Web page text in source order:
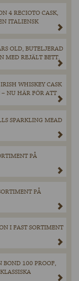
4 RECIOTO CASK,
ITALIENSK
OLD, BUTELJERAD
MED REJÄLT BETT.
WHISKEY CASK
– NU HÄR FÖR ATT
SPARKLING MEAD
PÅ
PÅ
I FAST SORTIMENT
BOND 100 PROOF,